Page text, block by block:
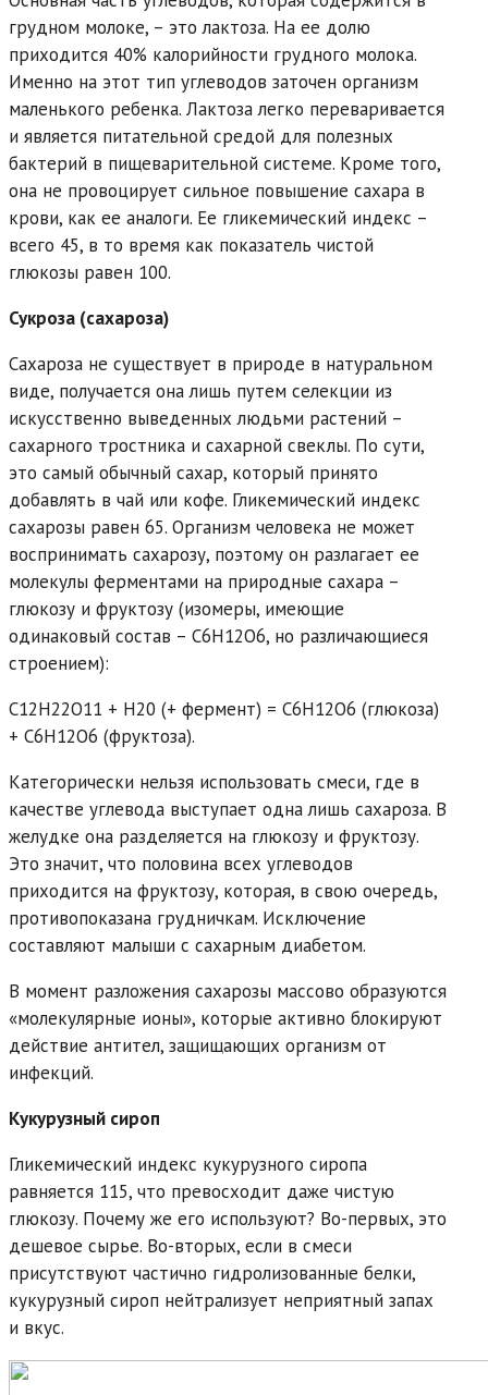
грудном молоке, – это лактоза. На ее долю
приходится 40% калорийности грудного молока.
Именно на этот тип углеводов заточен организм
маленького ребенка. Лактоза легко переваривается
и является питательной средой для полезных
бактерий в пищеварительной системе. Кроме того,
она не провоцирует сильное повышение сахара в
крови, как ее аналоги. Ее гликемический индекс –
всего 45, в то время как показатель чистой
глюкозы равен 100.
Сукроза (сахароза)
Сахароза не существует в природе в натуральном
виде, получается она лишь путем селекции из
искусственно выведенных людьми растений –
сахарного тростника и сахарной свеклы. По сути,
это самый обычный сахар, который принято
добавлять в чай или кофе. Гликемический индекс
сахарозы равен 65. Организм человека не может
воспринимать сахарозу, поэтому он разлагает ее
молекулы ферментами на природные сахара –
глюкозу и фруктозу (изомеры, имеющие
одинаковый состав – C6H12O6, но различающиеся
строением):
С12H22O11 + H20 (+ фермент) = C6H12O6 (глюкоза)
+ C6H12O6 (фруктоза).
Категорически нельзя использовать смеси, где в
качестве углевода выступает одна лишь сахароза. В
желудке она разделяется на глюкозу и фруктозу.
Это значит, что половина всех углеводов
приходится на фруктозу, которая, в свою очередь,
противопоказана грудничкам. Исключение
составляют малыши с сахарным диабетом.
В момент разложения сахарозы массово образуются
«молекулярные ионы», которые активно блокируют
действие антител, защищающих организм от
инфекций.
Кукурузный сироп
Гликемический индекс кукурузного сиропа
равняется 115, что превосходит даже чистую
глюкозу. Почему же его используют? Во-первых, это
дешевое сырье. Во-вторых, если в смеси
присутствуют частично гидролизованные белки,
кукурузный сироп нейтрализует неприятный запах
и вкус.